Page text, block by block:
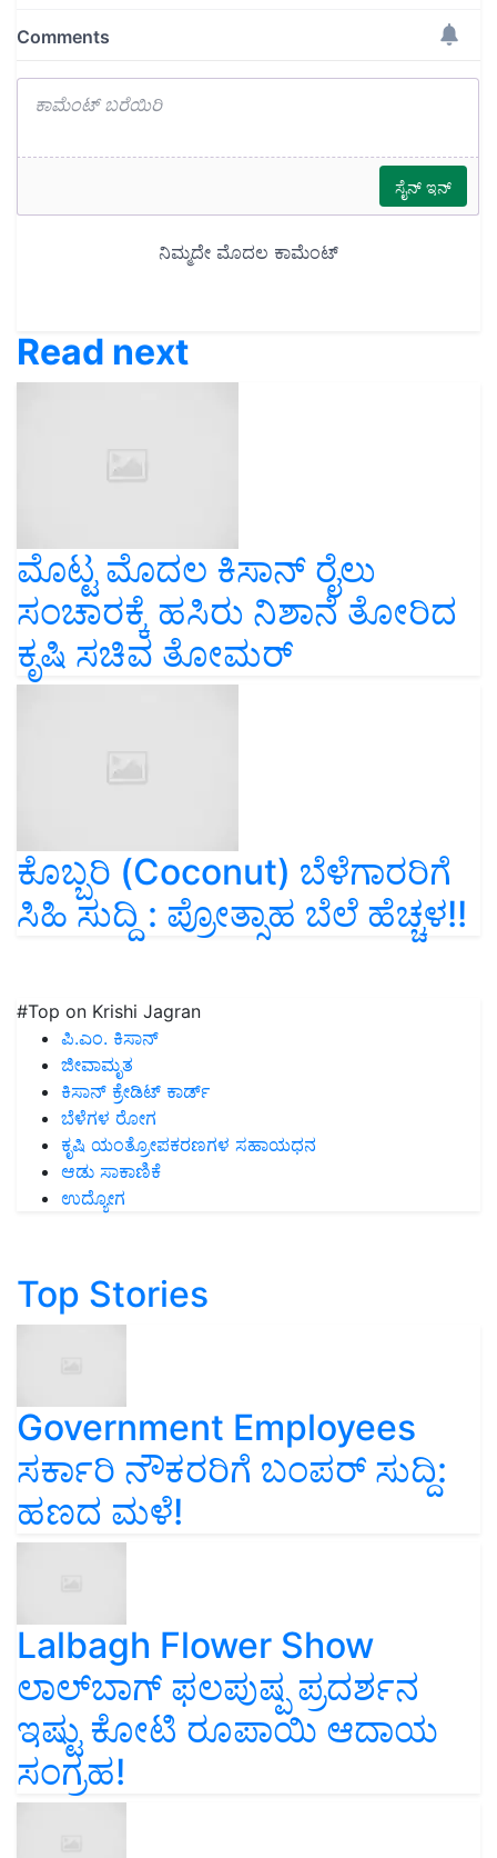
Read next
ಮೊಟ್ಟ ಮೊದಲ ಕಿಸಾನ್ ರೈಲು
ಸಂಚಾರಕ್ಕೆ ಹಸಿರು ನಿಶಾನೆ ತೋರಿದ
ಕೃಷಿ ಸಚಿವ ತೋಮರ್
ಕೊಬ್ಬರಿ (Coconut) ಬೆಳೆಗಾರರಿಗೆ
ಸಿಹಿ ಸುದ್ದಿ : ಪ್ರೋತ್ಸಾಹ ಬೆಲೆ ಹೆಚ್ಚಳ!!
#Top on Krishi Jagran
ಪಿ.ಎಂ. ಕಿಸಾನ್
ಜೀವಾಮೃತ
ಕಿಸಾನ್ ಕ್ರೇಡಿಟ್ ಕಾರ್ಡ್
ಬೆಳೆಗಳ ರೋಗ
ಕೃಷಿ ಯಂತ್ರೋಪಕರಣಗಳ ಸಹಾಯಧನ
ಆಡು ಸಾಕಾಣಿಕೆ
ಉದ್ಯೋಗ
Top Stories
Government Employees
ಸರ್ಕಾರಿ ನೌಕರರಿಗೆ ಬಂಪರ್‌ ಸುದ್ದಿ:
ಹಣದ ಮಳೆ!
Lalbagh Flower Show
ಲಾಲ್‌ಬಾಗ್ ಫಲಪುಷ್ಪ ಪ್ರದರ್ಶನ
ಇಷ್ಟು ಕೋಟಿ ರೂಪಾಯಿ ಆದಾಯ
ಸಂಗ್ರಹ!